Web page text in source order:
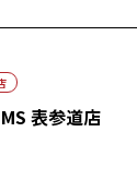
表参道店